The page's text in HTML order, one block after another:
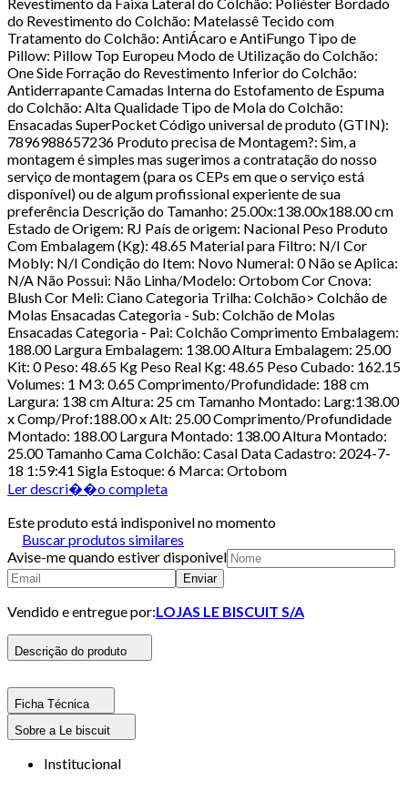
do Revestimento do Colchão: Matelassê Tecido com
Tratamento do Colchão: AntiÁcaro e AntiFungo Tipo de
Pillow: Pillow Top Europeu Modo de Utilização do Colchão:
One Side Forração do Revestimento Inferior do Colchão:
Antiderrapante Camadas Interna do Estofamento de Espuma
do Colchão: Alta Qualidade Tipo de Mola do Colchão:
Ensacadas SuperPocket Código universal de produto (GTIN):
7896988657236 Produto precisa de Montagem?: Sim, a
montagem é simples mas sugerimos a contratação do nosso
serviço de montagem (para os CEPs em que o serviço está
disponível) ou de algum profissional experiente de sua
preferência Descrição do Tamanho: 25.00x:138.00x188.00 cm
Estado de Origem: RJ País de origem: Nacional Peso Produto
Com Embalagem (Kg): 48.65 Material para Filtro: N/I Cor
Mobly: N/I Condição do Item: Novo Numeral: 0 Não se Aplica:
N/A Não Possui: Não Linha/Modelo: Ortobom Cor Cnova:
Blush Cor Meli: Ciano Categoria Trilha: Colchão> Colchão de
Molas Ensacadas Categoria - Sub: Colchão de Molas
Ensacadas Categoria - Pai: Colchão Comprimento Embalagem:
188.00 Largura Embalagem: 138.00 Altura Embalagem: 25.00
Kit: 0 Peso: 48.65 Kg Peso Real Kg: 48.65 Peso Cubado: 162.15
Volumes: 1 M3: 0.65 Comprimento/Profundidade: 188 cm
Largura: 138 cm Altura: 25 cm Tamanho Montado: Larg:138.00
x Comp/Prof:188.00 x Alt: 25.00 Comprimento/Profundidade
Montado: 188.00 Largura Montado: 138.00 Altura Montado:
25.00 Tamanho Cama Colchão: Casal Data Cadastro: 2024-7-
18 1:59:41 Sigla Estoque: 6 Marca: Ortobom
Ler descri��o completa
Este produto está indisponivel no momento
Buscar produtos similares
Avise-me quando estiver disponivel
Enviar
Vendido e entregue por:LOJAS LE BISCUIT S/A
Descrição do produto
Ficha Técnica
Sobre a Le biscuit
Institucional